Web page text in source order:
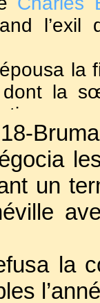
un
la
la
dont la
frère